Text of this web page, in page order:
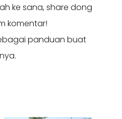
ke sana, share dong
komentar!
panduan buat